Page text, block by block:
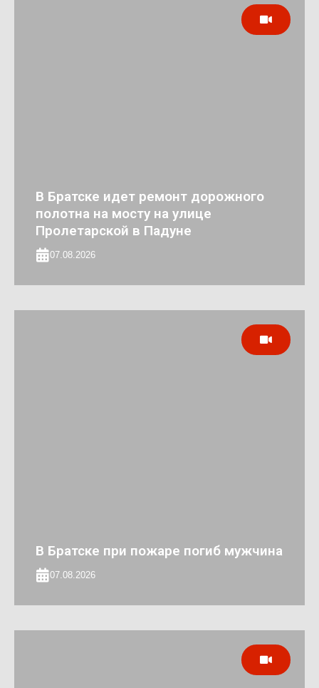
В Братске идет ремонт дорожного
полотна на мосту на улице
Пролетарской в Падуне
07.08.2026
В Братске при пожаре погиб мужчина
07.08.2026